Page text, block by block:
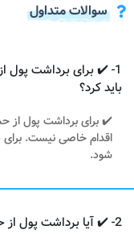
سوالات متداول
1- ✔️ برای برداشت پول
باید کرد؟
✔️ برای برداشت پول از
اقدام خاصی نیست. برای
شود.
2- ✔️ آیا برداشت پول از حساب وکالتی با حفظ نوبت خواهد بود؟